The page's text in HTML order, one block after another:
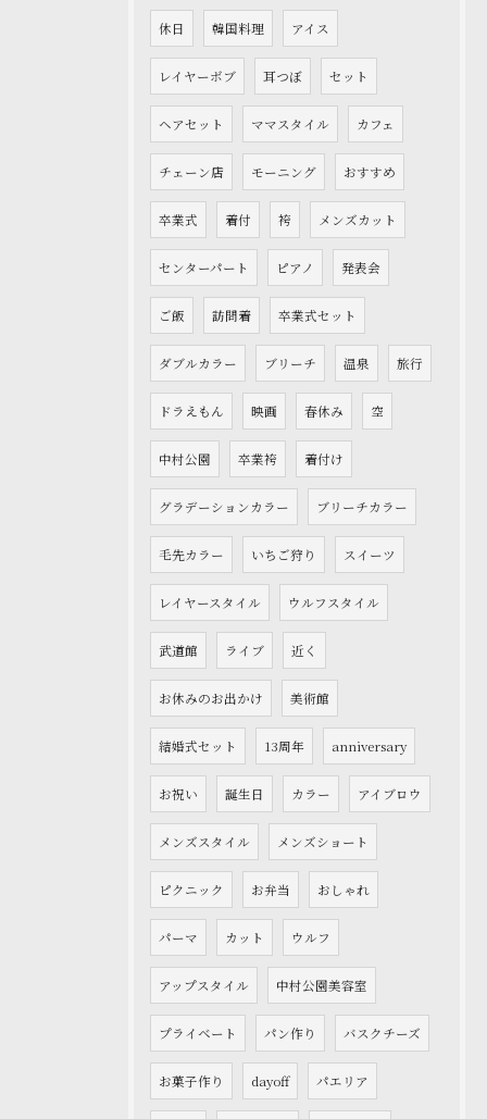
休日 韓国料理 アイス
レイヤーボブ 耳つぼ セット
ヘアセット ママスタイル カフェ
チェーン店 モーニング おすすめ
卒業式 着付 袴 メンズカット
センターパート ピアノ 発表会
ご飯 訪問着 卒業式セット
ダブルカラー ブリーチ 温泉 旅行
ドラえもん 映画 春休み 空
中村公園 卒業袴 着付け
グラデーションカラー ブリーチカラー
毛先カラー いちご狩り スイーツ
レイヤースタイル ウルフスタイル
武道館 ライブ 近く
お休みのお出かけ 美術館
結婚式セット 13周年 anniversary
お祝い 誕生日 カラー アイブロウ
メンズスタイル メンズショート
ピクニック お弁当 おしゃれ
パーマ カット ウルフ
アップスタイル 中村公園美容室
プライベート パン作り バスクチーズ
お菓子作り dayoff パエリア